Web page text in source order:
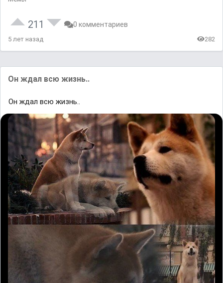
211 0 комментариев
5 лет назад 282
Он ждал всю жизнь..
Он ждал всю жизнь..